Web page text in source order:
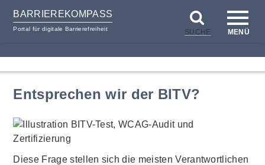
BARRIEREKOMPASS
Portal für digitale Barrierefreiheit SUCHE MENÜ
Entsprechen wir der BITV?
Diese Frage stellen sich die meisten Verantwortlichen